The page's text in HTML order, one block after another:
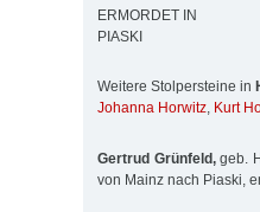
ERMORDET IN
PIASKI
Weitere Stolpersteine in
Johanna Horwitz, Kurt
Gertrud Grünfeld,geb.
von Mainz nach Piaski,